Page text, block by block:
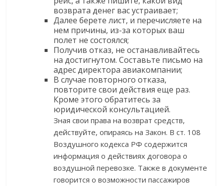
возврата денег вас устраивает;
Далее берете лист, и перечисляете на
нем причины, из-за которых ваш
полет не состоялся;
Получив отказ, не останавливайтесь
на достигнутом. Составьте письмо на
адрес директора авиакомпании;
В случае повторного отказа,
повторите свои действия еще раз.
Кроме этого обратитесь за
юридической консультацией.
Зная свои права на возврат средств,
действуйте, опираясь на Закон. В ст. 108
Воздушного кодекса РФ содержится
информация о действиях договора о
воздушной перевозке. Также в документе
говорится о возможности пассажиров